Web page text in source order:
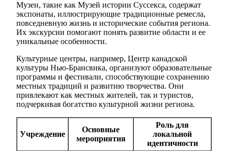
Музеи, такие как Музей истории Суссекса, содержат
экспонаты, иллюстрирующие традиционные ремесла,
повседневную жизнь и исторические события региона.
Их экскурсии помогают понять развитие области и ее
уникальные особенности.
Культурные центры, например, Центр канадской
культуры Нью-Брансвика, организуют образовательные
программы и фестивали, способствующие сохранению
местных традиций и развитию творчества. Они
привлекают как местных жителей, так и туристов,
подчеркивая богатство культурной жизни региона.
Учреждение
Основные
мероприятия
Роль для
локальной
идентичности